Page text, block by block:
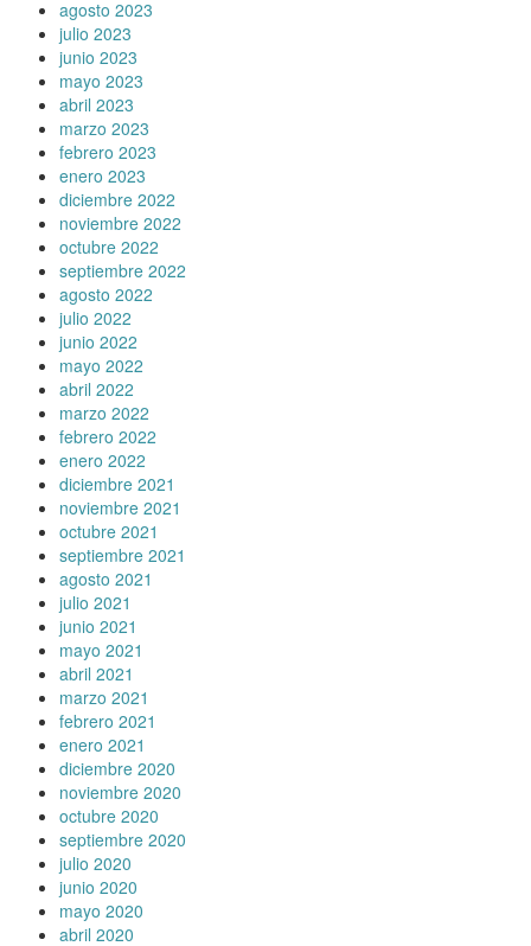
agosto 2023
julio 2023
junio 2023
mayo 2023
abril 2023
marzo 2023
febrero 2023
enero 2023
diciembre 2022
noviembre 2022
octubre 2022
septiembre 2022
agosto 2022
julio 2022
junio 2022
mayo 2022
abril 2022
marzo 2022
febrero 2022
enero 2022
diciembre 2021
noviembre 2021
octubre 2021
septiembre 2021
agosto 2021
julio 2021
junio 2021
mayo 2021
abril 2021
marzo 2021
febrero 2021
enero 2021
diciembre 2020
noviembre 2020
octubre 2020
septiembre 2020
julio 2020
junio 2020
mayo 2020
abril 2020